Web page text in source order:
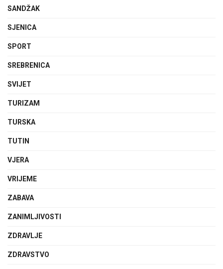
SANDŽAK
SJENICA
SPORT
SREBRENICA
SVIJET
TURIZAM
TURSKA
TUTIN
VJERA
VRIJEME
ZABAVA
ZANIMLJIVOSTI
ZDRAVLJE
ZDRAVSTVO